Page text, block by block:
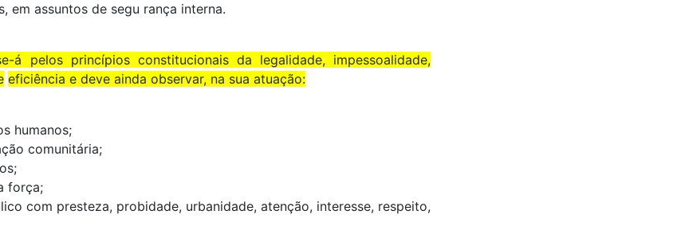
em assuntos de segu rança interna.
á pelos princípios constitucionais da legalidade, impessoalidade,
eficiência e deve ainda observar, na sua atuação:
humanos;
comunitária;
força;
com presteza, probidade, urbanidade, atenção, interesse, respeito,